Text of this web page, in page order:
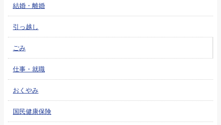
結婚・離婚
引っ越し
ごみ
仕事・就職
おくやみ
国民健康保険